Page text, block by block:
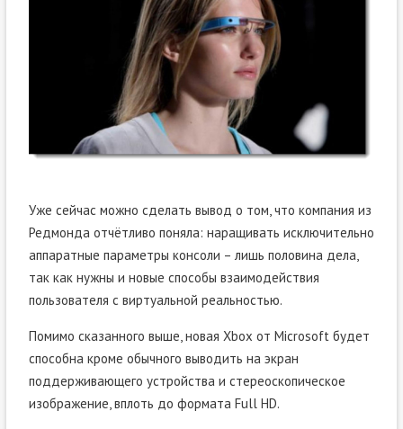
Уже сейчас можно сделать вывод о том, что компания из
Редмонда отчётливо поняла: наращивать исключительно
аппаратные параметры консоли – лишь половина дела,
так как нужны и новые способы взаимодействия
пользователя с виртуальной реальностью.
Помимо сказанного выше, новая Xbox от Microsoft будет
способна кроме обычного выводить на экран
поддерживающего устройства и стереоскопическое
изображение, вплоть до формата Full HD.